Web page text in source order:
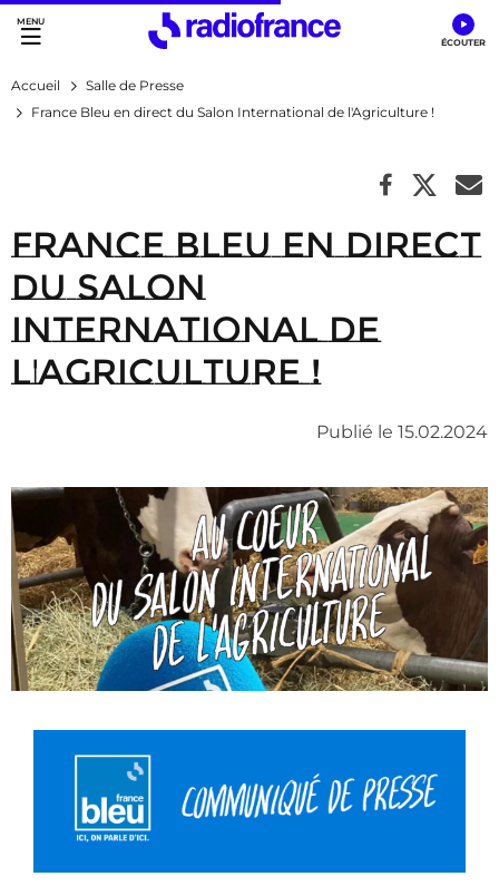
Accès direct :
Menu principal
Contenu
Accueil
Salle de Presse
France Bleu en direct du Salon International de l'Agriculture !
France Bleu en direct
du Salon
International de
l'Agriculture !
Publié le 15.02.2024